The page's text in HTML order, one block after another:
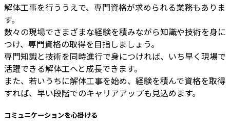
解体工事を行ううえで、専門資格が求められる業務もありま
す。
数々の現場でさまざまな経験を積みながら知識や技術を身に
つけ、専門資格の取得を目指しましょう。
専門知識と技術を同時進行で身につければ、いち早く現場で
活躍できる解体工へと成長できます。
また、若いうちに解体工事を始め、経験を積んで資格を取得
すれば、早い段階でのキャリアアップも見込めます。
コミュニケーションを心掛ける